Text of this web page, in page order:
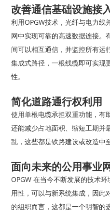
改善通信基础设施接
利用OPGW技术，光纤与电力线
网中实现可靠的高速数据连接。
间可以相互通信，并监控所有运
集成式路径，一根线缆即可实现
性。
简化道路通行权利用
使用单根电缆承担双重功能，有
还能减少占地面积、缩短工期并
乱，这些都是铁路建设或改造中
面向未来的公用事业
OPGW 在当今不断发展的技术
用性，可以与新系统集成，因此
的组织而言，这都是一个明智的